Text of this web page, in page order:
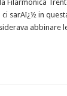
Filarmonica
sarAï¿½ in
abbinare